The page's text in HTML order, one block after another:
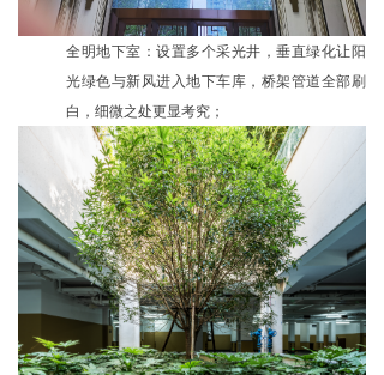
全明地下室：设置多个采光井，垂直绿化让阳
光绿色与新风进入地下车库，桥架管道全部刷
白，细微之处更显考究；